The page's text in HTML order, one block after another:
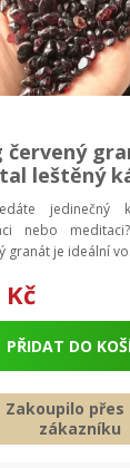
červený
leštěný
minerál,
kámen
jedinečný
nebo
granát je ideální
PŘIDAT DO
Zakoupilo přes
zákazníku